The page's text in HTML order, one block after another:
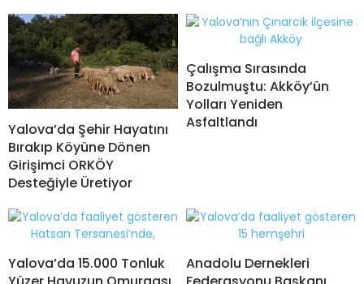
Yalova’da Şehir Hayatını
Bırakıp Köyüne Dönen
Girişimci ORKÖY
Desteğiyle Üretiyor
Çalışma Sırasında
Bozulmuştu: Akköy’ün
Yolları Yeniden
Asfaltlandı
Yalova’da 15.000 Tonluk
Anadolu Dernekleri